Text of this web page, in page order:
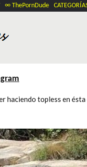
∞ ThePornDude
haciendo topless en